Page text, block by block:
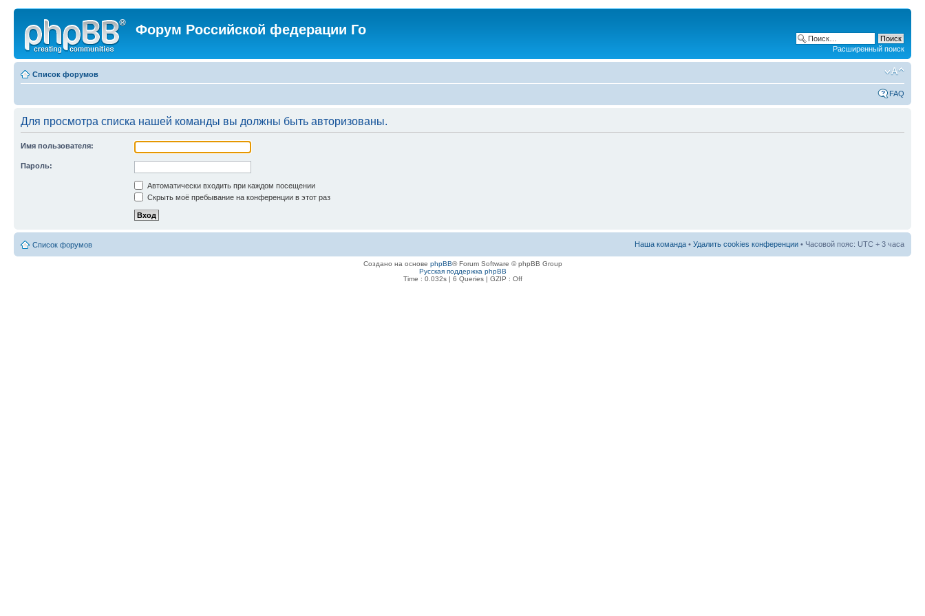
Форум Российской федерации Го
Расширенный поиск
Список форумов
FAQ
Для просмотра списка нашей команды вы должны быть авторизованы.
Имя пользователя:
Пароль:
Автоматически входить при каждом посещении
Скрыть моё пребывание на конференции в этот раз
Список форумов Наша команда • Удалить cookies конференции • Часовой пояс: UTC + 3 часа
Создано на основе phpBB® Forum Software © phpBB Group
Русская поддержка phpBB
Time : 0.032s | 6 Queries | GZIP : Off